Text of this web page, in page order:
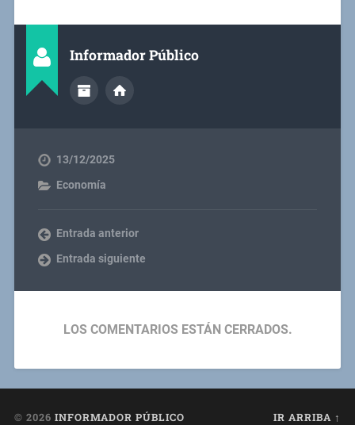
Informador Público
13/12/2025
Economía
Entrada anterior
Entrada siguiente
LOS COMENTARIOS ESTÁN CERRADOS.
© 2026 INFORMADOR PÚBLICO IR ARRIBA ↑